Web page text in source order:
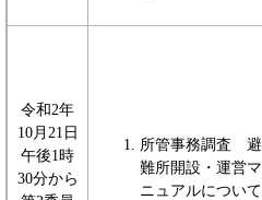
令和2年
10月21日
午後1時
30分から
所管事務調査 避
難所開設・運営マ
ニュアルについて